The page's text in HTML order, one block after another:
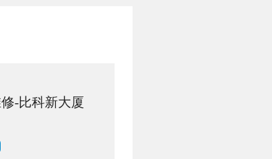
-比科新大厦